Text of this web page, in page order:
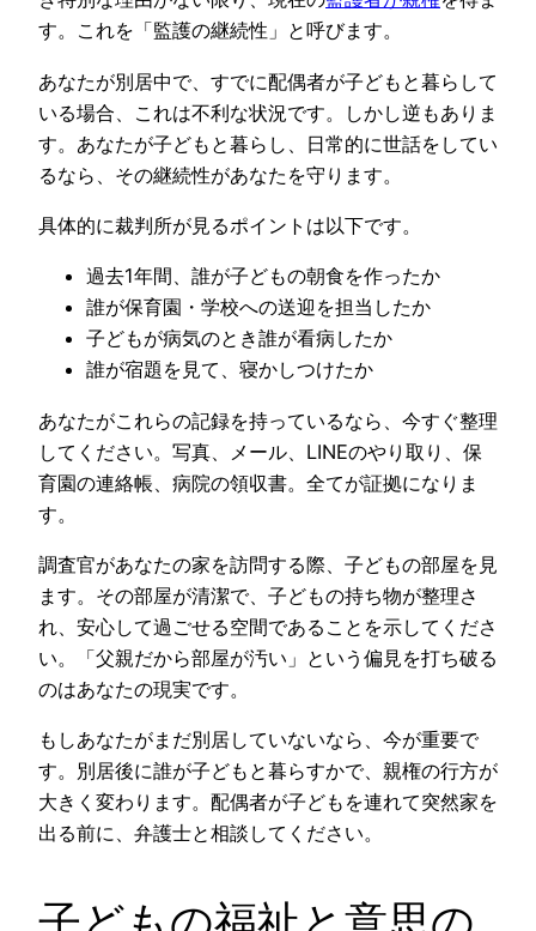
す。これを「監護の継続性」と呼びます。
あなたが別居中で、すでに配偶者が子どもと暮らして
いる場合、これは不利な状況です。しかし逆もありま
す。あなたが子どもと暮らし、日常的に世話をしてい
るなら、その継続性があなたを守ります。
具体的に裁判所が見るポイントは以下です。
過去1年間、誰が子どもの朝食を作ったか
誰が保育園・学校への送迎を担当したか
子どもが病気のとき誰が看病したか
誰が宿題を見て、寝かしつけたか
あなたがこれらの記録を持っているなら、今すぐ整理
してください。写真、メール、LINEのやり取り、保
育園の連絡帳、病院の領収書。全てが証拠になりま
す。
調査官があなたの家を訪問する際、子どもの部屋を見
ます。その部屋が清潔で、子どもの持ち物が整理さ
れ、安心して過ごせる空間であることを示してくださ
い。「父親だから部屋が汚い」という偏見を打ち破る
のはあなたの現実です。
もしあなたがまだ別居していないなら、今が重要で
す。別居後に誰が子どもと暮らすかで、親権の行方が
大きく変わります。配偶者が子どもを連れて突然家を
出る前に、弁護士と相談してください。